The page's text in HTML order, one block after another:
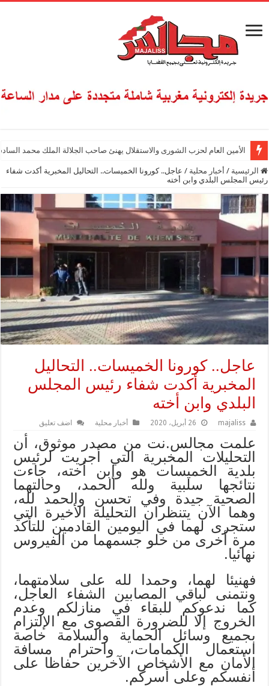
الأمين العام لحزب الشورى والاستقلال يهنئ صاحب الجلالة الملك محمد
الرئيسية / أخبار محلية / عاجل.. كورونا الخميسات.. التحاليل المخبرية أكدت شفاء
رئيس المجلس البلدي وابن أخته
عاجل.. كورونا الخميسات.. التحاليل
المخبرية أكدت شفاء رئيس المجلس
البلدي وابن أخته
majaliss 26 أبريل، 2020 أخبار محلية اضف تعليق
علمت مجالس.نت من مصدر موثوق، أن
التحليلات المخبرية التي أجريت لرئيس
بلدية الخميسات هو وإبن أخته، جاءت
نتائجها سلبية ولله الحمد، وحالتهما
الصحية جيدة وفي تحسن والحمد لله،
وهما الآن يتنظران التحليلة الأخيرة التي
ستجرى لهما في اليومين القادمين للتأكد
مرة أخرى من خلو جسمهما من الفيروس
نهائيا.
فهنيئا لهما، وحمدا لله على سلامتهما،
ونتمنى لباقي المصابين الشفاء العاجل،
كما ندعوكم للبقاء في منازلكم وعدم
الخروج إلا للضرورة القصوى مع الإلتزام
بجميع وسائل الحماية والسلامة خاصة
استعمال الكمامات، واحترام مسافة
الأمان مع الأشخاص الآخرين حفاظا على
أنفسكم وعلى أسركم.